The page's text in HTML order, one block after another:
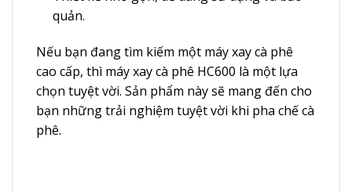
quản.
Nếu bạn đang tìm kiếm một máy xay cà phê
cao cấp, thì máy xay cà phê HC600 là một lựa
chọn tuyệt vời. Sản phẩm này sẽ mang đến cho
bạn những trải nghiệm tuyệt vời khi pha chế cà
phê.